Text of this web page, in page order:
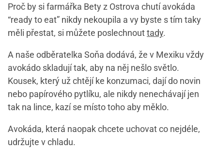
Proč by si farmářka Bety z Ostrova chutí avokáda
“ready to eat” nikdy nekoupila a vy byste s tím taky
měli přestat, si můžete poslechnouttady.
A naše odběratelka Soňa dodává, že v Mexiku vždy
avokádo skladují tak, aby na něj nešlo světlo.
Kousek, který už chtějí ke konzumaci, dají do novin
nebo papírového pytlíku, ale nikdy nenechávají jen
tak na lince, kazí se místo toho aby měklo.
Avokáda, která naopak chcete uchovat co nejdéle,
udržujte v chladu.